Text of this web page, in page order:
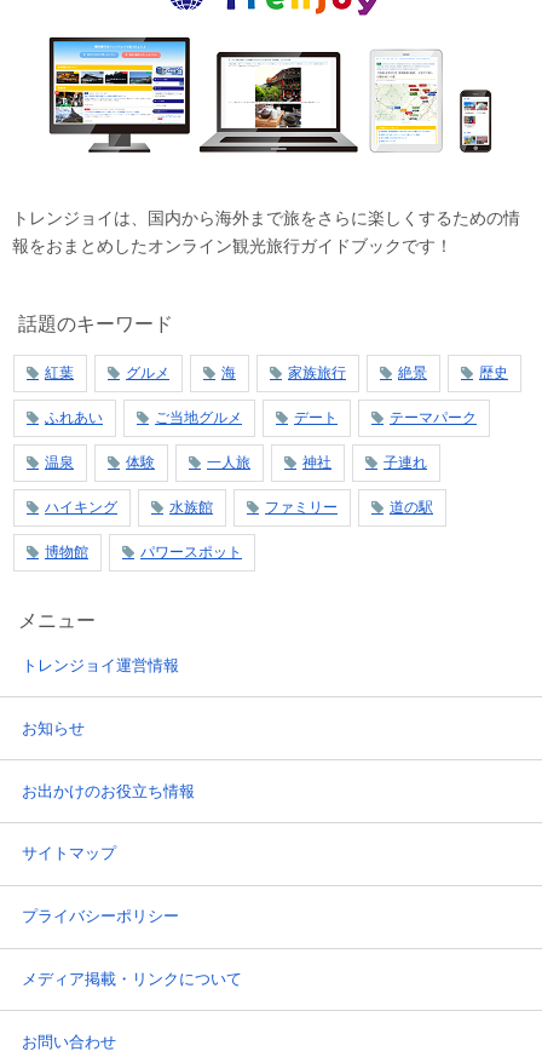
トレンジョイは、国内から海外まで旅をさらに楽しくするための情
報をおまとめしたオンライン観光旅行ガイドブックです！
話題のキーワード
紅葉 グルメ 海 家族旅行 絶景 歴史
ふれあい ご当地グルメ デート テーマパーク
温泉 体験 一人旅 神社 子連れ
ハイキング 水族館 ファミリー 道の駅
博物館 パワースポット
メニュー
トレンジョイ運営情報
お知らせ
お出かけのお役立ち情報
サイトマップ
プライバシーポリシー
メディア掲載・リンクについて
お問い合わせ